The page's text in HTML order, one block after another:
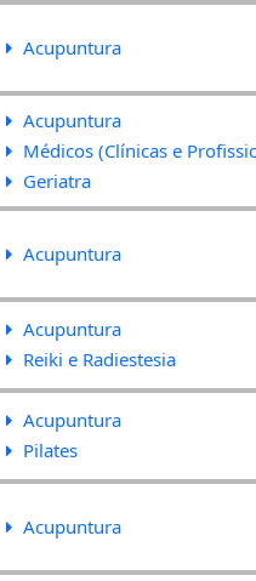
Acupuntura
Acupuntura
Médicos (Clínicas e
Geriatra
Acupuntura
Acupuntura
Reiki e Radiestesia
Acupuntura
Pilates
Acupuntura